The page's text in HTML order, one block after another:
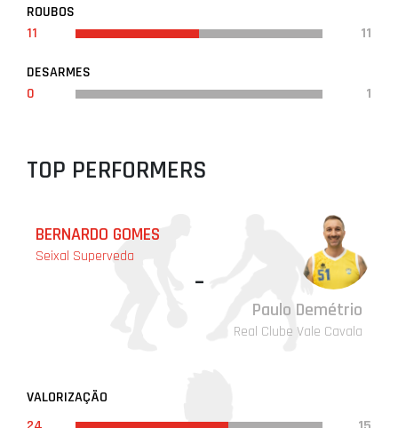
ROUBOS
11
11
DESARMES
0
1
TOP PERFORMERS
BERNARDO GOMES
Seixal Superveda
-
Paulo Demétrio
Real Clube Vale Cavala
VALORIZAÇÃO